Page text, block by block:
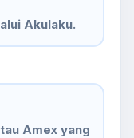
Akulaku.
Amex yang